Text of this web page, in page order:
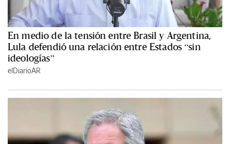
En medio de la tensión entre Brasil y Argentina,
Lula defendió una relación entre Estados “sin
ideologías”
elDiarioAR